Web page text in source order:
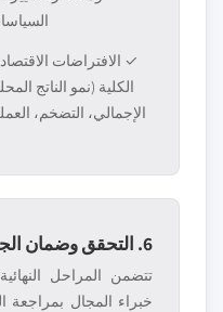
✓ الافتراضات
الكلية (نمو الناتج
الإجمالي، التضخم،
6. التحقق وضمان الجودة
تتضمن المراحل
خبراء المجال بمراجعة